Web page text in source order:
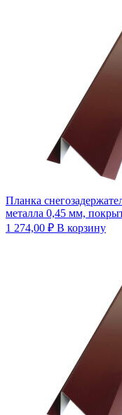
Планка
металла 0,45 мм,
1 274,00 ₽ В корзину